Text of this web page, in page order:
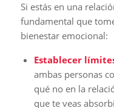
Si estás en una
fundamental que
bienestar emocional:
Establecer
ambas personas
qué no en la
que te veas